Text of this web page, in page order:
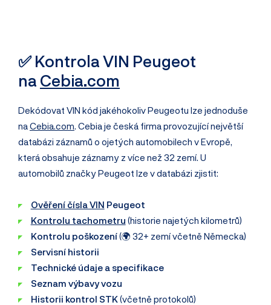
✅ Kontrola VIN Peugeot
na Cebia.com
Dekódovat VIN kód jakéhokoliv Peugeotu lze jednoduše
naCebia.com. Cebia je česká firma provozující největší
databázi záznamů o ojetých automobilech v Evropě,
která obsahuje záznamy z více než 32 zemí. U
automobilů značky Peugeot lze v databázi zjistit:
Ověření čísla VIN Peugeot
Kontrolu tachometru (historie najetých kilometrů)
Kontrolu poškození(🌍 32+ zemí včetně Německa)
Servisní historii
Technické údaje a specifikace
Seznam výbavy vozu
Historii kontrol STK(včetně protokolů)